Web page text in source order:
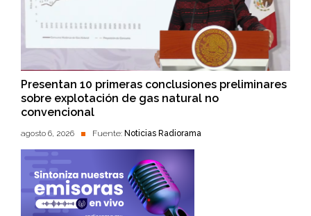
Presentan 10 primeras conclusiones preliminares
sobre explotación de gas natural no
convencional
agosto 6, 2026 Fuente: Noticias Radiorama